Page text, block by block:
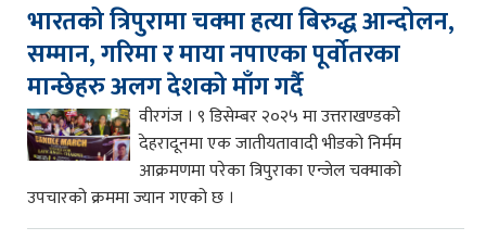
भारतको त्रिपुरामा चक्मा हत्या बिरुद्ध आन्दोलन,
सम्मान, गरिमा र माया नपाएका पूर्वोतरका
मान्छेहरु अलग देशको माँग गर्दै
वीरगंज । ९ डिसेम्बर २०२५ मा उत्तराखण्डको
देहरादूनमा एक जातीयतावादी भीडको निर्मम
आक्रमणमा परेका त्रिपुराका एन्जेल चक्माको
उपचारको क्रममा ज्यान गएको छ ।